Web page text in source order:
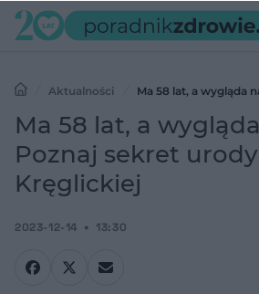
Aktualności
Ma 58 lat, a wygląda
Anety Kręglickiej
Ma 58 lat, a
Poznaj sekret
Kręglickiej
2023-12-14 13:30